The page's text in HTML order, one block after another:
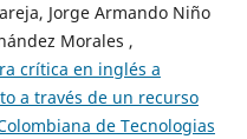
Jorge Armando Niño
Morales ,
crítica en inglés a
a través de un recurso
de Tecnologias